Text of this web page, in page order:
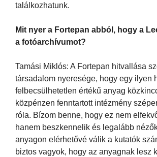
találkozhatunk.
Mit nyer a Fortepan abból, hogy a
a fotóarchívumot?
Tamási Miklós: A Fortepan hitvallása
társadalom nyeresége, hogy egy ilyen
felbecsülhetetlen értékű anyag
közpénzen fenntartott intézmény
róla. Bízom benne, hogy ez nem
hanem beszkennelik és legalább
anyagon elérhetővé válik a kutatók
biztos vagyok, hogy az anyagnak lesz